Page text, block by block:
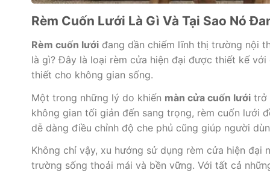
Rèm Cuốn Lưới Là Gì Và Tại Sao Nó
Rèm cuốn lướiđang dần chiếm lĩnh thị trường nội
là gì? Đây là loại rèm cửa hiện đại được thiết kế
thiết cho không gian sống.
Một trong những lý do khiến màn cửa cuốn lướitrở
không gian tối giản đến sang trọng, rèm cuốn lưới
dễ dàng điều chỉnh độ che phủ cũng giúp người
Không chỉ vậy, xu hướng sử dụng rèm cửa hiện đại
trường sống thoải mái và bền vững. Với tất cả